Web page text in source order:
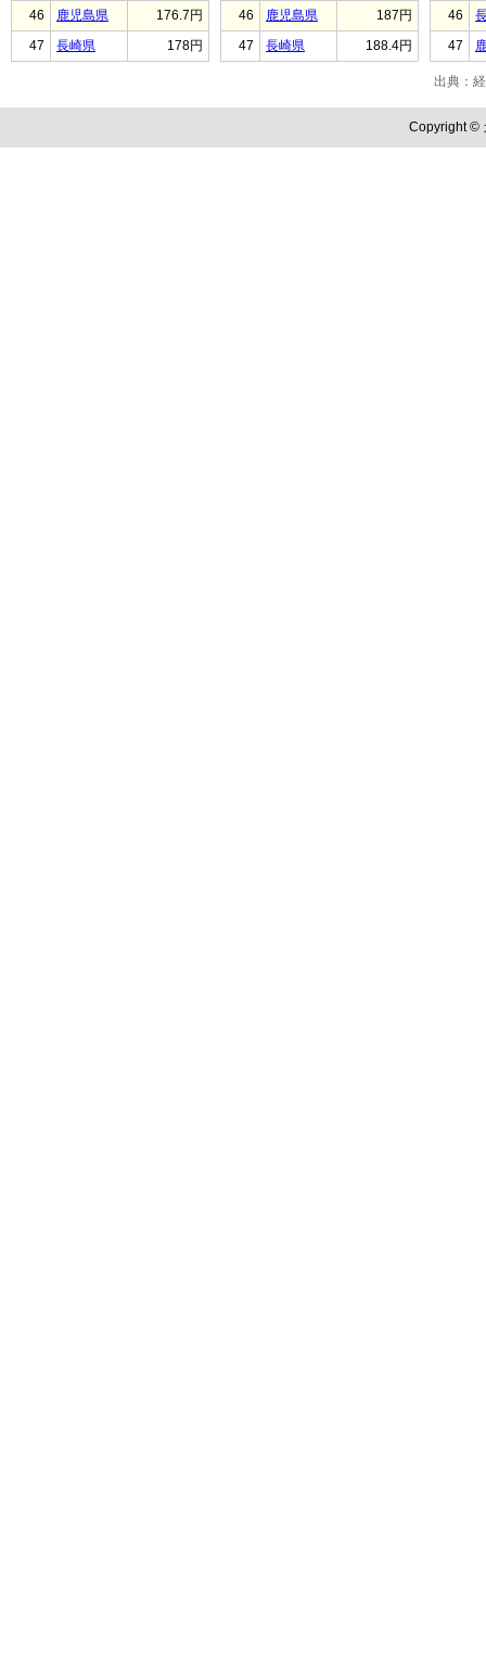
46 鹿児島県
176.7円
47
長崎県 178円
46 鹿児島県
187円
47
長崎県 188.4円
46
47
出典：
Copyright ©